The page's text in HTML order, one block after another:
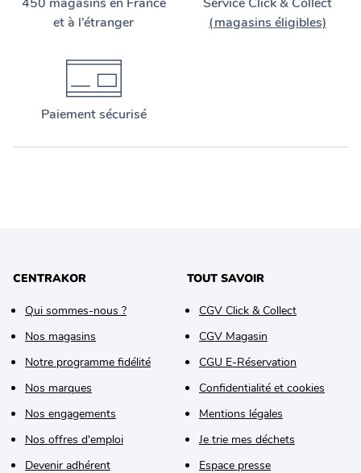
et à l’étranger
(magasins éligibles)
Paiement sécurisé
CENTRAKOR
Qui sommes-nous ?
Nos magasins
Notre programme fidélité
Nos marques
Nos engagements
Nos offres d'emploi
Devenir adhérent
TOUT SAVOIR
CGV Click & Collect
CGV Magasin
CGU E-Réservation
Confidentialité et cookies
Mentions légales
Je trie mes déchets
Espace presse